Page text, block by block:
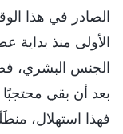
الصادر في هذا
الأولى منذ بداية
الجنس البشري،
بعد أن بقي
فهذا استهلال،